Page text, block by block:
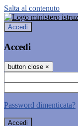
Salta al contenuto
Accedi
Accedi
button close ×
Password dimenticata?